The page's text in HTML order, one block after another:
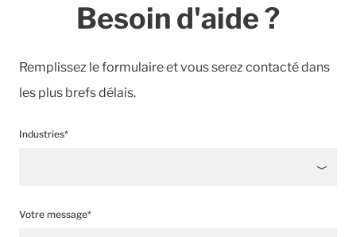
Besoin d'aide ?
Remplissez le formulaire et vous serez contacté dans
les plus brefs délais.
Industries*
Votre message*